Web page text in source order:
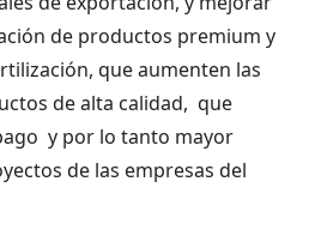
de productos premium y
que aumenten las
de alta calidad, que
y por lo tanto mayor
de las empresas del